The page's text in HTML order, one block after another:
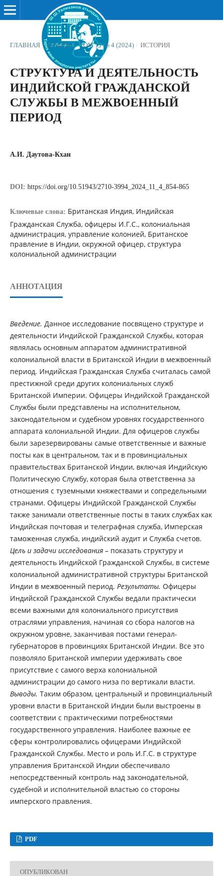
ГЛАВНАЯ / АРХИВЫ / ТОМ 11 № 4 (2024) / ИСТОРИЯ
СТРУКТУРА И ДЕЯТЕЛЬНОСТЬ
ИНДИЙСКОЙ ГРАЖДАНСКОЙ
СЛУЖБЫ В МЕЖВОЕННЫЙ
ПЕРИОД
А.И. Даутова-Кхан
DOI: https://doi.org/10.51943/2710-3994_2024_11_4_854-865
Ключевые слова: Британская Индия, Индийская
Гражданская Служба, офицеры И.Г.С., колониальная
администрация, управление колонией, Британское
правление в Индии, окружной офицер, структура
колониальной администрации
АННОТАЦИЯ
Введение. Данное исследование посвящено структуре и
деятельности Индийской Гражданской Службы, которая
являлась основным аппаратом административной
колониальной власти в Британской Индии в межвоенный
период. Индийская Гражданская Служба считалась самой
престижной среди других колониальных служб
Британской Империи. Офицеры Индийской Гражданской
Службы были представлены на исполнительном,
законодательном и судебном уровнях государственного
аппарата колониальной Индии. Для офицеров службы
были зарезервированы самые ответственные и важные
посты как в центральном, так и в провинциальных
правительствах Британской Индии, включая Индийскую
Политическую Службу, которая была ответственна за
отношения с туземными княжествами и сопредельными
странами. Офицеры Индийской Гражданской Службы
также занимали ответственные посты в таких службах как
Индийская почтовая и телеграфная служба, Имперская
таможенная служба, индийский аудит и Служба счетов.
Цель и задачи исследования – показать структуру и
деятельность Индийской Гражданской Службы, в системе
колониальной административной структуры Британской
Индии в межвоенный период. Результаты. Офицеры
Индийской Гражданской Службы ведали практически
всеми важными для колониального присутствия
отраслями управления, начиная со сбора налогов на
окружном уровне, заканчивая постами генерал-
губернаторов в провинциях Британской Индии. Все это
позволяло Британской империи удерживать свое
присутствие с самого верха колониальной
администрации до самого низа по вертикали власти.
Выводы. Таким образом, центральный и провинциальный
уровни власти в Британской Индии были выстроены в
соответствии с практическими потребностями
государственного управления. Наиболее важные ее
сферы контролировались офицерами Индийской
Гражданской Службы. Место и роль И.Г.С. в структуре
управления Британской Индии обеспечивало
непосредственный контроль над законодательной,
судебной и исполнительной властью со стороны
имперского правления.
PDF
ОПУБЛИКОВАН